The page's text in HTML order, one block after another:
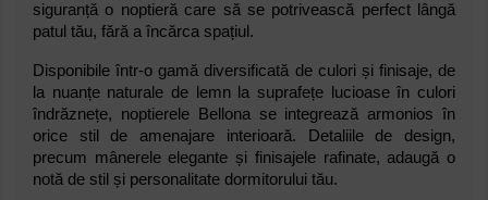
siguranță o noptieră care să se potrivească perfect lângă
patul tău, fără a încărca spațiul.
Disponibile într-o gamă diversificată de culori și finisaje, de
la nuanțe naturale de lemn la suprafețe lucioase în culori
îndrăznețe, noptierele Bellona se integrează armonios în
orice stil de amenajare interioară. Detaliile de design,
precum mânerele elegante și finisajele rafinate, adaugă o
notă de stil și personalitate dormitorului tău.